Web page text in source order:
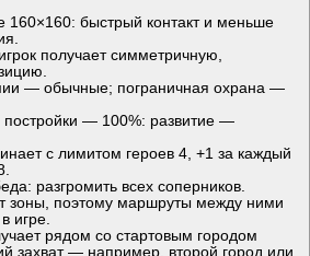
160×160: быстрый контакт и меньше
получает симметричную,
— обычные; пограничная охрана —
— 100%: развитие —
с лимитом героев 4, +1 за каждый
разгромить всех соперников.
зоны, поэтому маршруты между ними
игре.
рядом со стартовым городом
захват — например, второй город или